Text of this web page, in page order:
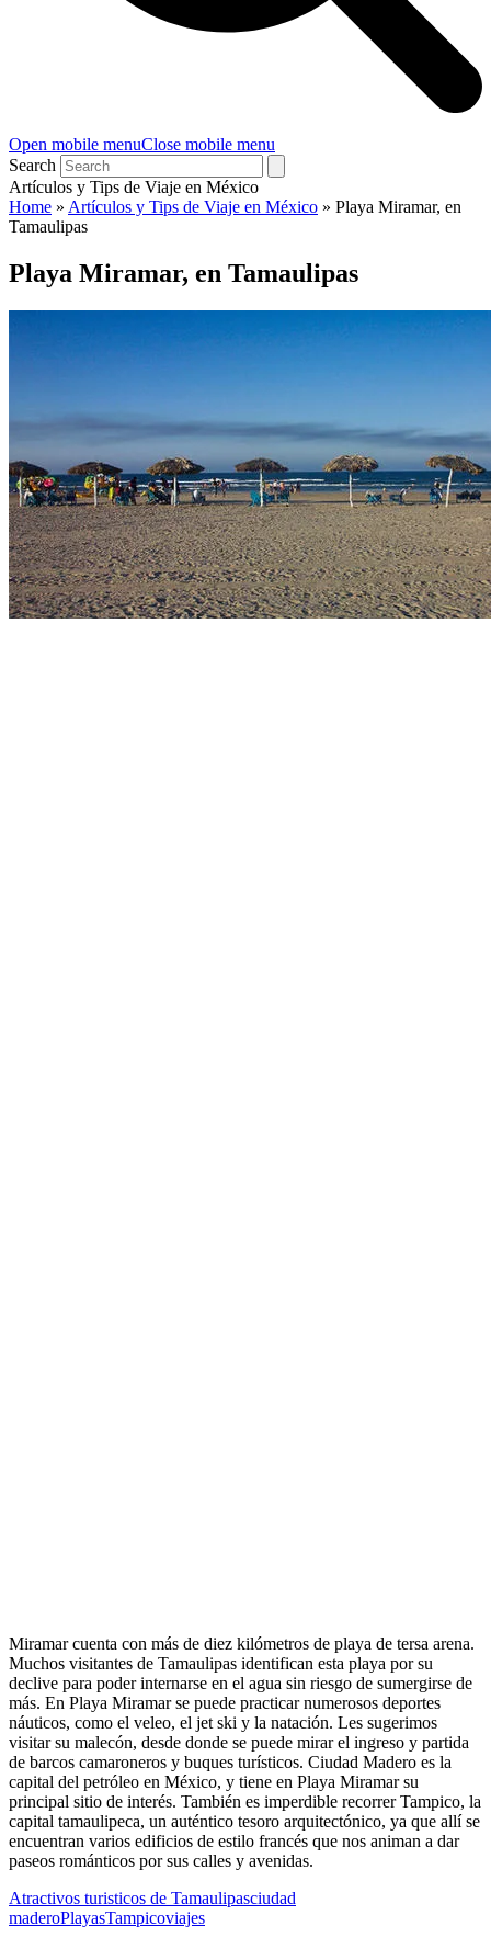
Open mobile menuClose mobile menu
Search
Artículos y Tips de Viaje en México
Home » Artículos y Tips de Viaje en México » Playa Miramar, en
Tamaulipas
Playa Miramar, en Tamaulipas
Miramar cuenta con más de diez kilómetros de playa de tersa arena.
Muchos visitantes de Tamaulipas identifican esta playa por su
declive para poder internarse en el agua sin riesgo de sumergirse de
más. En Playa Miramar se puede practicar numerosos deportes
náuticos, como el veleo, el jet ski y la natación. Les sugerimos
visitar su malecón, desde donde se puede mirar el ingreso y partida
de barcos camaroneros y buques turísticos. Ciudad Madero es la
capital del petróleo en México, y tiene en Playa Miramar su
principal sitio de interés. También es imperdible recorrer Tampico, la
capital tamaulipeca, un auténtico tesoro arquitectónico, ya que allí se
encuentran varios edificios de estilo francés que nos animan a dar
paseos románticos por sus calles y avenidas.
Atractivos turisticos de Tamaulipasciudad
maderoPlayasTampicoviajes